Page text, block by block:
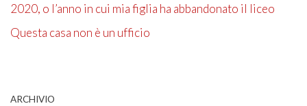
2020, o l’anno in cui mia figlia ha abbandonato il liceo
Questa casa non è un ufficio
ARCHIVIO